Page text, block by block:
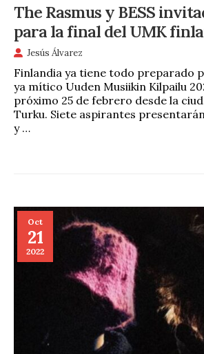
The Rasmus y BESS
para la final del UMK
Jesús Álvarez
Finlandia ya tiene todo preparado
ya mítico Uuden Musiikin Kilpailu
próximo 25 de febrero desde la
Turku. Siete aspirantes
y …
Oct
21
2022